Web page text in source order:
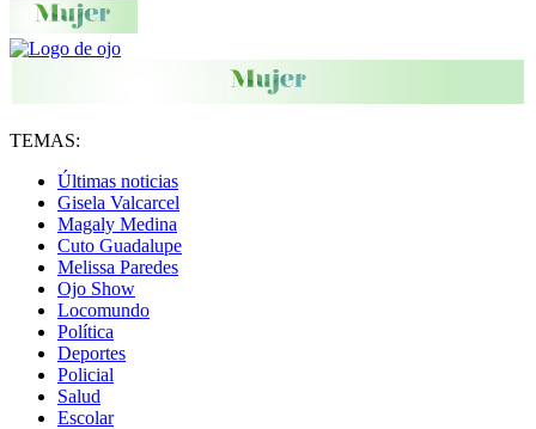
TEMAS:
Últimas noticias
Gisela Valcarcel
Magaly Medina
Cuto Guadalupe
Melissa Paredes
Ojo Show
Locomundo
Política
Deportes
Policial
Salud
Escolar